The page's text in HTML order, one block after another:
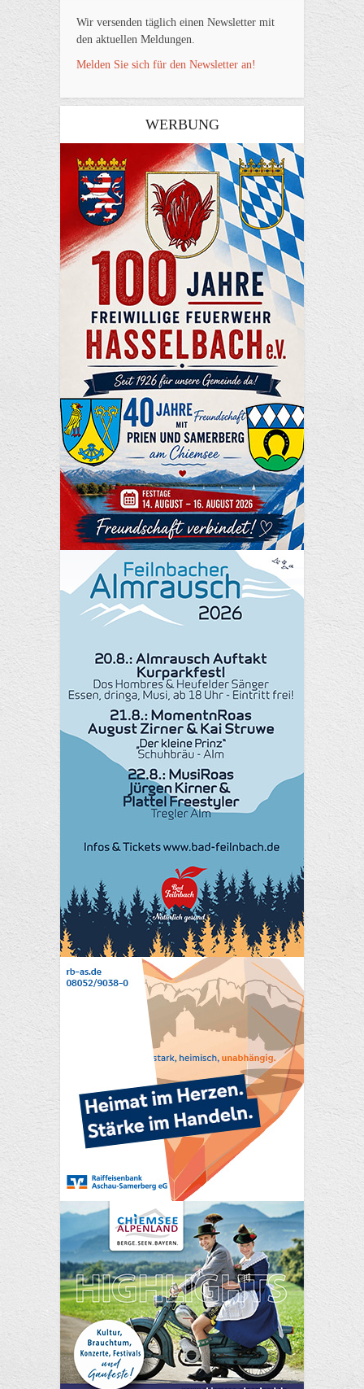
Wir versenden täglich einen Newsletter mit
den aktuellen Meldungen.
Melden Sie sich für den Newsletter an!
WERBUNG